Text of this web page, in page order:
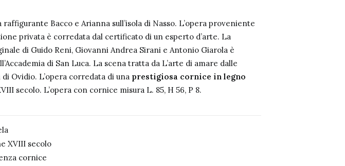
raffigurante Bacco e Arianna sull’isola di Nasso. L’opera proveniente
privata è corredata dal certificato di un esperto d’arte. La
di Guido Reni, Giovanni Andrea Sirani e Antonio Giarola è
di San Luca. La scena tratta da L’arte di amare dalle
Ovidio. L’opera corredata di una prestigiosa cornice in legno
secolo. L’opera con cornice misura L. 85, H 56, P 8.
XVIII secolo
cornice